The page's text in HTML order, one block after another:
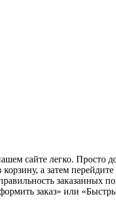
сайте легко. Просто
а затем
заказанных
заказ» или